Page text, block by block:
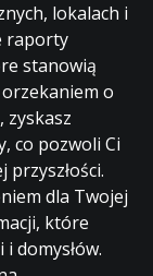
lokalach i
raporty
stanowią
o
zyskasz
co pozwoli Ci
przyszłości.
dla Twojej
które
domysłów.